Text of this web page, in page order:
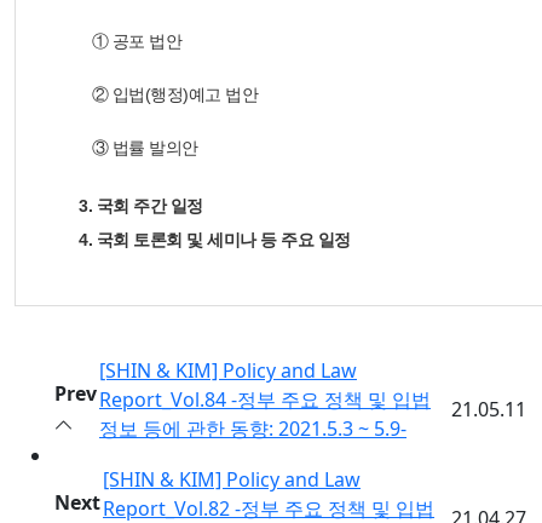
① 공포 법안
② 입법(행정)예고 법안
③ 법률 발의안
3. 국회 주간 일정
4. 국회 토론회 및 세미나 등 주요 일정
Prev
[SHIN & KIM] Policy and Law
Report_Vol.84 -정부 주요 정책 및 입법
정보 등에 관한 동향: 2021.5.3 ~ 5.9-
21.05.11
Next
[SHIN & KIM] Policy and Law
Report_Vol.82 -정부 주요 정책 및 입법